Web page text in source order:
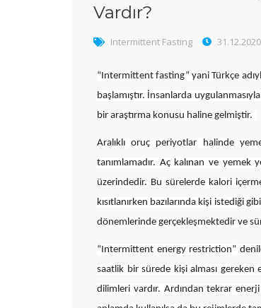
Vardır?
Intermittent Fasting 31.12.2020
“Intermittent fasting” yani Türkçe
başlamıştır. İnsanlarda
bir araştırma konusu haline gelmiştir.
Aralıklı oruç periyotlar halinde
tanımlamadır. Aç kalınan ve
üzerindedir. Bu sürelerde kalori
kısıtlanırken bazılarında kişi istediği
dönemlerinde gerçekleşmektedir ve
“Intermittent energy restriction”
saatlik bir sürede kişi alması gereken
dilimleri vardır. Ardından tekrar